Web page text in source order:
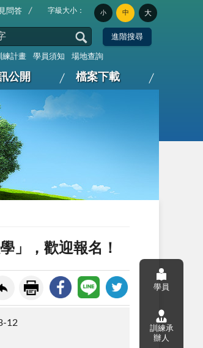
問答 字級大小： 小 中 大
練計畫 學員須知 場地查詢
公開 檔案下載
」，歡迎報名！
12
學員
訓練承
辦人